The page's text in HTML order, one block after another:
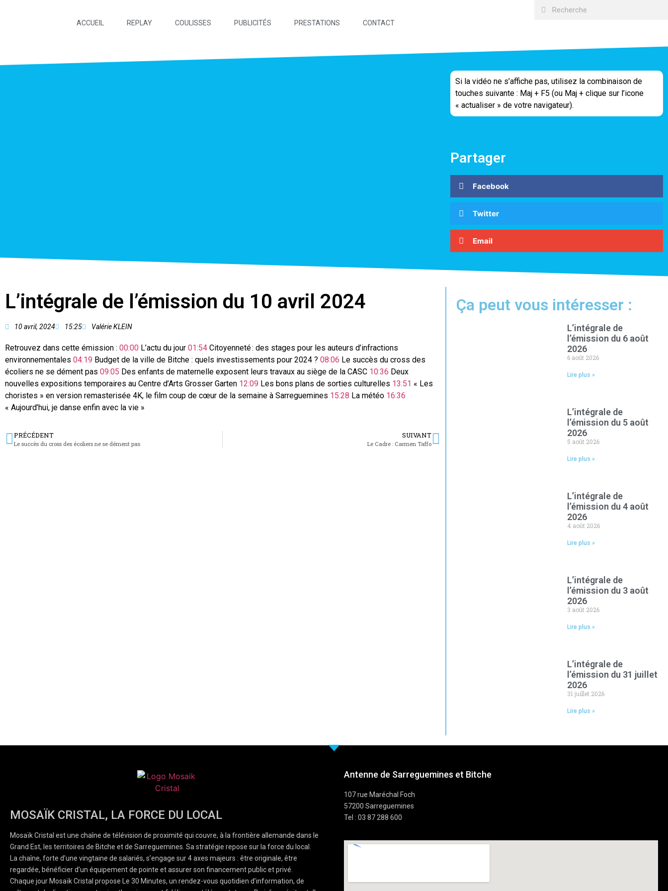
ACCUEIL REPLAY COULISSES PUBLICITÉS PRESTATIONS CONTACT
Si la vidéo ne s’affiche pas, utilisez la combinaison de
touches suivante : Maj + F5 (ou Maj + clique sur l’icone
« actualiser » de votre navigateur).
Partager
Facebook
Twitter
Email
L’intégrale de l’émission du 10 avril 2024
10 avril, 2024 15:25 Valérie KLEIN
Retrouvez dans cette émission : 00:00 L’actu du jour 01:54 Citoyenneté : des stages pour les auteurs d’infractions
environnementales 04:19 Budget de la ville de Bitche : quels investissements pour 2024 ? 08:06 Le succès du cross des
écoliers ne se dément pas 09:05 Des enfants de maternelle exposent leurs travaux au siège de la CASC 10:36 Deux
nouvelles expositions temporaires au Centre d’Arts Grosser Garten 12:09 Les bons plans de sorties culturelles 13:51 « Les
choristes » en version remasterisée 4K, le film coup de cœur de la semaine à Sarreguemines 15:28 La météo 16:36
« Aujourd’hui, je danse enfin avec la vie »
PRÉCÉDENT
Le succès du cross des écoliers ne se dément pas
SUIVANT
Le Cadre : Carmen Taffo
Ça peut vous intéresser :
L’intégrale de
l’émission du 6 août
2026
6 août 2026
Lire plus »
L’intégrale de
l’émission du 5 août
2026
5 août 2026
Lire plus »
L’intégrale de
l’émission du 4 août
2026
4 août 2026
Lire plus »
L’intégrale de
l’émission du 3 août
2026
3 août 2026
Lire plus »
L’intégrale de
l’émission du 31 juillet
2026
31 juillet 2026
Lire plus »
MOSAÏK CRISTAL, LA FORCE DU LOCAL
Mosaïk Cristal est une chaîne de télévision de proximité qui couvre, à la frontière allemande dans le
Grand Est, les territoires de Bitche et de Sarreguemines. Sa stratégie repose sur la force du local.
La chaîne, forte d’une vingtaine de salariés, s’engage sur 4 axes majeurs : être originale, être
regardée, bénéficier d’un équipement de pointe et assurer son financement public et privé.
Chaque jour Mosaïk Cristal propose Le 30 Minutes, un rendez-vous quotidien d’information, de
Antenne de Sarreguemines et Bitche
107 rue Maréchal Foch
57200 Sarreguemines
Tel : 03 87 288 600